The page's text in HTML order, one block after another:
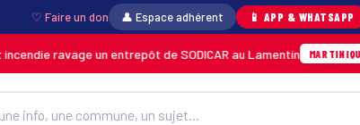
♡ Faire un don 👤 Espace adhérent 📱 APP & WHATSAPP
un entrepôt de SODICAR au Lamentin MARTINIQUE 03/08